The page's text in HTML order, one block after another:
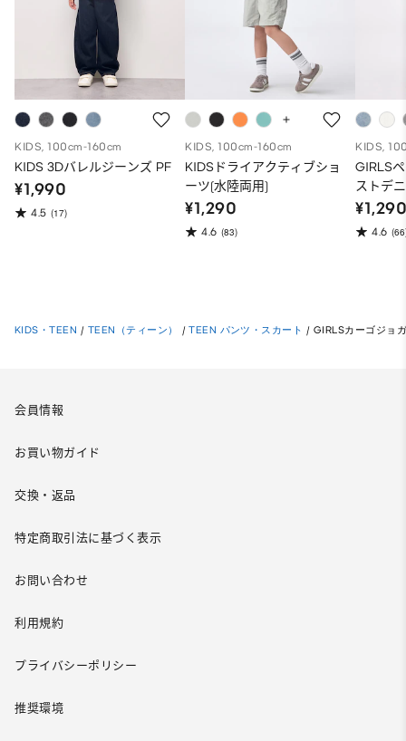
KIDS, 100cm-160cm
KIDS 3Dバレルジーンズ PF
¥1,990
4.5 (17)
KIDS, 100cm-160cm
KIDSドライアクティブショ
ーツ(水陸両用)
¥1,290
4.6 (83)
KIDS,
GIRLS
ストデ
4.6
KIDS・TEEN / TEEN（ティーン） / TEEN パンツ・スカート / GIRLSカーゴジョ
会員情報
お買い物ガイド
交換・返品
特定商取引法に基づく表示
お問い合わせ
利用規約
プライバシーポリシー
推奨環境